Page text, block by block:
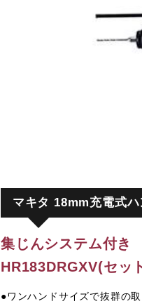
マキタ 18mm充電式
集じんシステム付き
HR183DRGXV(セッ
●ワンハンドサイズで抜群の取